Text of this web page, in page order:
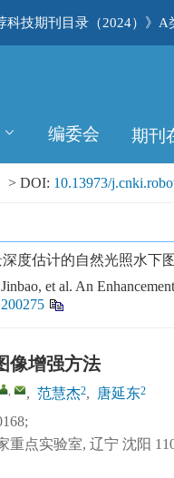
技期刊目录（2024）》A
编委会 期刊
> DOI: 10.13973/
度估计的自然光照水下
et al. An
像增强方法
, , 范慧杰2, 唐延东2
重点实验室, 辽宁 沈阳